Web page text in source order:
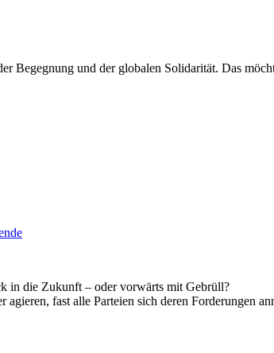
Begegnung und der globalen Solidarität. Das
in die Zukunft – oder vorwärts mit Gebrüll?
fast alle Parteien sich deren Forderungen